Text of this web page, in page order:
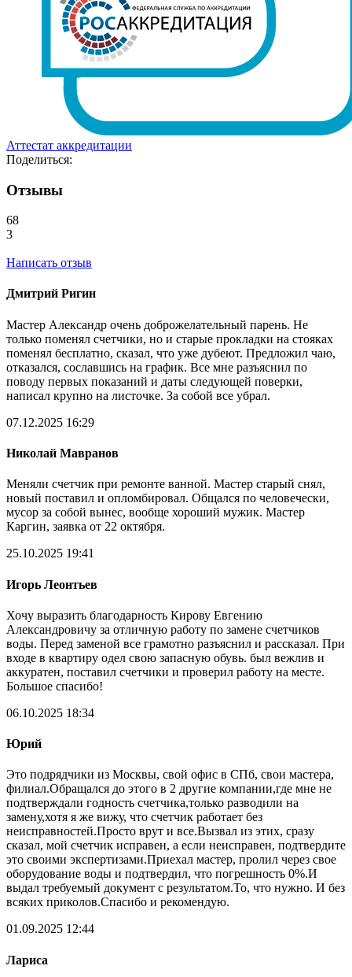
Аттестат аккредитации
Поделиться:
Отзывы
68
3
Написать отзыв
Дмитрий Ригин
Мастер Александр очень доброжелательный парень. Не
только поменял счетчики, но и старые прокладки на стояках
поменял бесплатно, сказал, что уже дубеют. Предложил чаю,
отказался, сославшись на график. Все мне разъяснил по
поводу первых показаний и даты следующей поверки,
написал крупно на листочке. За собой все убрал.
07.12.2025 16:29
Николай Мавранов
Меняли счетчик при ремонте ванной. Мастер старый снял,
новый поставил и опломбировал. Общался по человечески,
мусор за собой вынес, вообще хороший мужик. Мастер
Каргин, заявка от 22 октября.
25.10.2025 19:41
Игорь Леонтьев
Хочу выразить благодарность Кирову Евгению
Александровичу за отличную работу по замене счетчиков
воды. Перед заменой все грамотно разъяснил и рассказал. При
входе в квартиру одел свою запасную обувь. был вежлив и
аккуратен, поставил счетчики и проверил работу на месте.
Большое спасибо!
06.10.2025 18:34
Юрий
Это подрядчики из Москвы, свой офис в СПб, свои мастера,
филиал.Обращался до этого в 2 другие компании,где мне не
подтверждали годность счетчика,только разводили на
замену,хотя я же вижу, что счетчик работает без
неисправностей.Просто врут и все.Вызвал из этих, сразу
сказал, мой счетчик исправен, а если неисправен, подтвердите
это своими экспертизами.Приехал мастер, пролил через свое
оборудование воды и подтвердил, что погрешность 0%.И
выдал требуемый документ с результатом.То, что нужно. И без
всяких приколов.Спасибо и рекомендую.
01.09.2025 12:44
Лариса